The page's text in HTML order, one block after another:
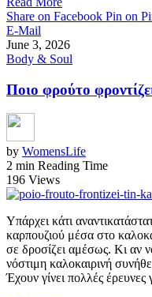
Share on Facebook Pin on
E-Mail
June 3, 2026
Body & Soul
Ποιο φρούτο
by WomensLife
2 min Reading Time
196 Views
Υπάρχει κάτι
καρπουζιού μέσα στο
σε δροσίζει αμέσως. Κι αν
νόστιμη καλοκαιρινή
Έχουν γίνει πολλές έρευνες